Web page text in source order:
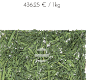
436,25 € / 1kg